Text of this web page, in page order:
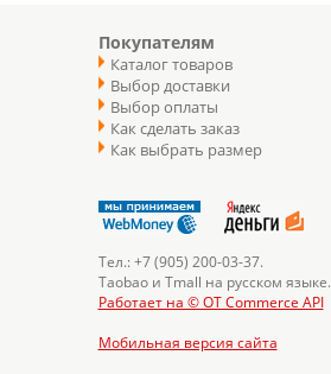
Покупателям
Каталог товаров
Выбор доставки
Выбор оплаты
Как сделать заказ
Как выбрать размер
Тел.: +7 (905) 200-03-37.
Taobao и Tmall на русском языке.
Работает на © OT Commerce API
Мобильная версия сайта